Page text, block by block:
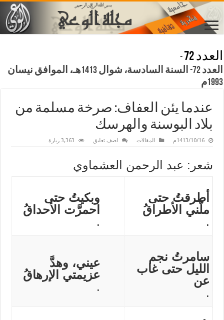
العدد 72
-
العدد 72- السنة السادسة، شوال 1413هـ، الموافق نيسان
1993م
عندما يئن العفاف: صرخة مسلمة من
بلاد البوسنة والهرسك
1413/10/16م المقالات اضف تعليق 3,363 زيارة
شعر: عبد الرحمن العشماوي
أطرقتُ حتى
ملّني الأطراقُ
.
وبكيتُ حتى
احمرَّت الأحداقُ
.
سامرتُ نجم
الليل حتى غاب
عن
.
عيني، وهدَّ
عزيمتي الإرهاقُ
.